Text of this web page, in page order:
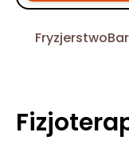
Fryzjerstwo